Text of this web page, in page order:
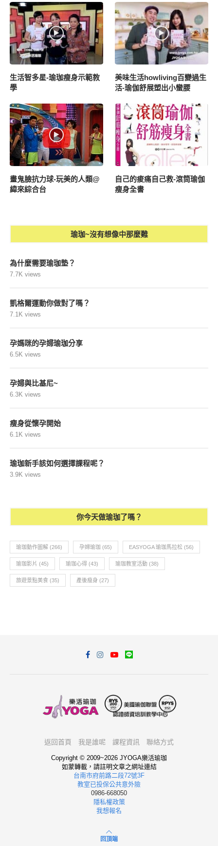
生活智多星-瑜珈瘦身示範教
學
美味生活howliving百變過生
活-瑜伽舒展塑出小蠻腰
畫鬼臉抗力球-玩美的人類@
緯來綜合台
自己的痠痛自己救-滾筒瑜伽
瘦身全書
瑜珈~沒有想像中那麼難
為什麼需要瑜珈墊？
7.7K views
凱格爾運動你做對了嗎？
7.1K views
孕媽咪的孕婦瑜珈分享
6.5K views
孕婦與比基尼~
6.3K views
瘦身從懷孕開始
6.1K views
瑜珈新手該如何選擇課程呢？
3.9K views
你今天做瑜珈了嗎？
瑜珈動作圖解 (266) 孕婦瑜珈 (65) EASYOGA 瑜珈馬拉松 (56)
瑜珈影片 (45) 瑜珈心得 (43) 瑜珈教室活動 (38)
旅遊景點美食 (35) 產後瘦身 (27)
返回首頁 我是誰呢 課程資訊 聯絡方式
Copyright © 2009~2026 JYOGA樂活瑜珈
如蒙轉載，請註明文章之網址連結
台南市府前路二段72號3F
教室已投保公共意外險
0986-668050
隱私權政策
我想報名
回頂端